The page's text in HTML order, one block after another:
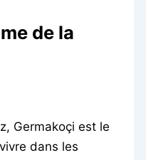
de la
Germakoçi est le
dans les